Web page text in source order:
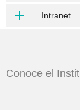
Intranet
Conoce el